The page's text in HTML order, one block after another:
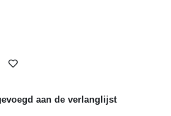
aan de verlanglijst